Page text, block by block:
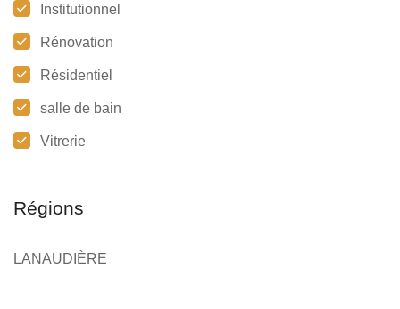
Institutionnel
Rénovation
Résidentiel
salle de bain
Vitrerie
Régions
LANAUDIÈRE